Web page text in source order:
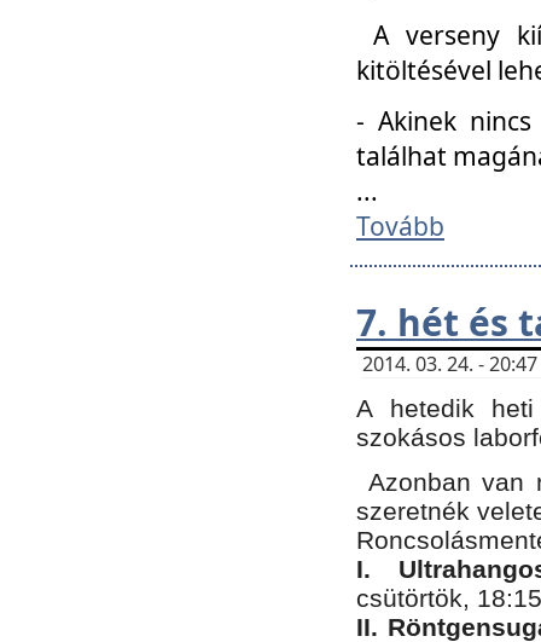
A verseny
kitöltésével
- Akinek
találhat
...
Tovább
7. hét és
2014. 03. 24. -
A hetedik
szokásos
Azonban van
szeretnék
I.
csütörtök,
II.